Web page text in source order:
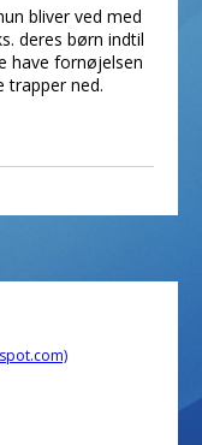
bliver ved med
deres børn indtil
have fornøjelsen
trapper ned.